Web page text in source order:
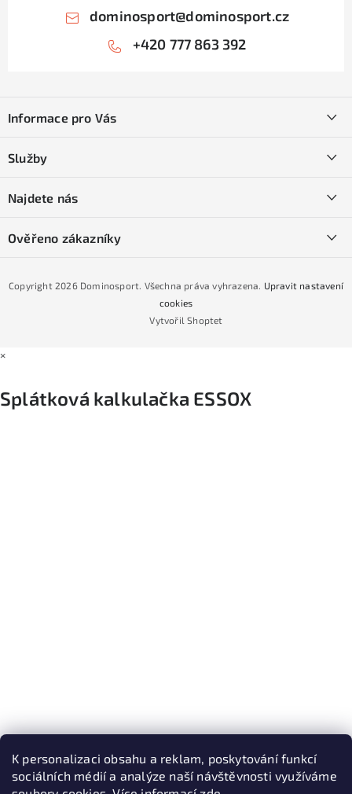
K personalizaci obsahu a reklam, poskytování funkcí
sociálních médií a analýze naší návštěvnosti využíváme
dominosport@dominosport.cz
+420 777 863 392
pInformace pro Vás
Obchodní podmínky
Podmínky GDPR
Podmínky nákupu na splátky ESSOX
Služby
Naše prodejna
Najdete nás
Ověřeno zákazníky
Vytvořil Shoptet
Copyright 2026 Dominosport. Všechna práva vyhrazena. Upravit nastavení
cookies
×
Splátková kalkulačka ESSOX